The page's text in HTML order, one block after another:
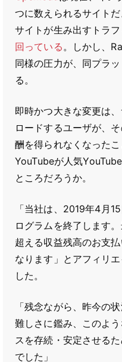
つに数えられるサイト
サイトが生み出すトラ
回っている。しかし、
同様の圧力が、同プラ
る。
即時かつ大きな変更は
ロードするユーザが、
酬を得られなくなった
YouTubeが人気
ところだろうか。
「当社は、2019年4月
ログラムを終了します
超える収益残高のお支
なります」とアフィリ
した。
「残念ながら、昨今の
難しさに鑑み、このよ
スを存続・安定させる
でした」